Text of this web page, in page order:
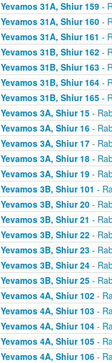
Yevamos 31A, Shiur 159-
Yevamos 31A, Shiur 160-
Yevamos 31A, Shiur 161 -
Yevamos 31B, Shiur 162-
Yevamos 31B, Shiur 163-
Yevamos 31B, Shiur 164-
Yevamos 31B, Shiur 165-
Yevamos 3A, Shiur 15-
Yevamos 3A, Shiur 16-
Yevamos 3A, Shiur 17-
Yevamos 3A, Shiur 18-
Yevamos 3A, Shiur 19-
Yevamos 3B, Shiur 101 -
Yevamos 3B, Shiur 20-
Yevamos 3B, Shiur 21 -
Yevamos 3B, Shiur 22-
Yevamos 3B, Shiur 23-
Yevamos 3B, Shiur 24-
Yevamos 3B, Shiur 25-
Yevamos 4A, Shiur 102-
Yevamos 4A, Shiur 103-
Yevamos 4A, Shiur 104-
Yevamos 4A, Shiur 105-
Yevamos 4A, Shiur 106-